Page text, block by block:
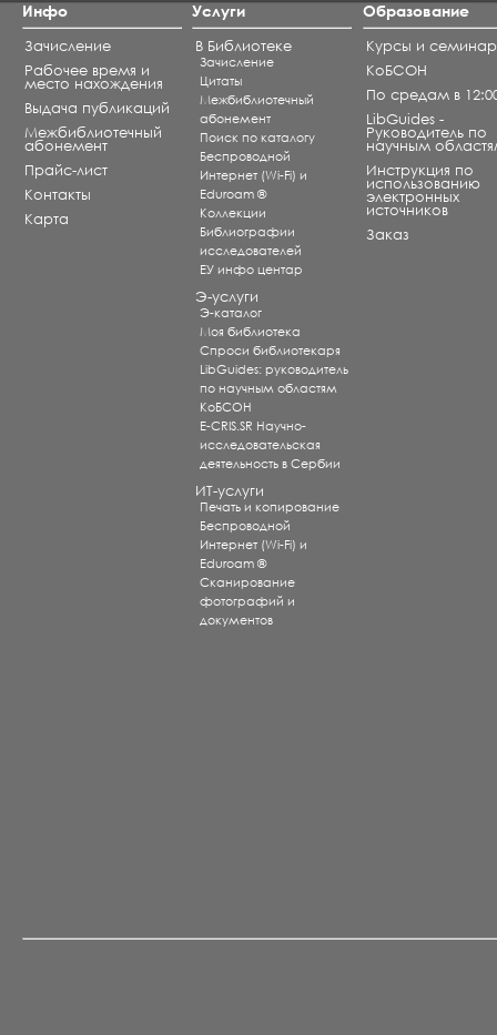
Инфо
Зачисление
Рабочее время и
место нахождения
Выдача публикаций
Межбиблиотечный
абонемент
Прайс-лист
Контакты
Карта
Услуги
В Библиотеке
Зачисление
Цитаты
Межбиблиотечный
абонемент
Поиск по каталогу
Беспроводной
Интернет (Wi-Fi) и
Eduroam ®
Коллекции
Библиографии
исследователей
ЕУ инфо центар
Э-услуги
Э-каталог
Моя библиотека
Спроси библиотекаря
LibGuides: руководитель
по научным областям
КоБСОН
E-CRIS.SR Научно-
исследовательская
деятельность в Сербии
ИТ-услуги
Печать и копирование
Беспроводной
Интернет (Wi-Fi) и
Eduroam ®
Сканирование
фотографий и
документов
Образование
Курсы и
КоБСОН
По средам в
LibGuides -
Руководитель по
научным
Инструкция по
использованию
электронных
источников
Заказ